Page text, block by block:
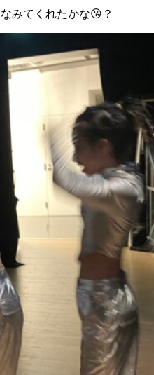
みてくれたかな😘？